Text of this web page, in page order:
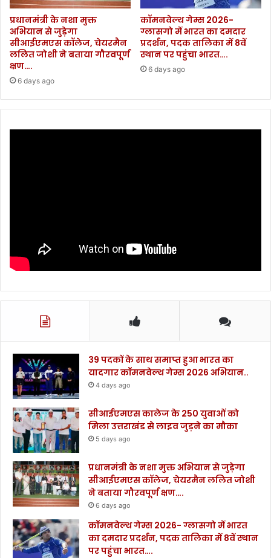
.खि
री
सां
स
.
.
.
.
प्रधानमंत्री के नशा मुक्त
अभियान से जुड़ेगा
सीआईएमएस कॉलेज, चेयरमैन
ललित जोशी ने बताया गौरवपूर्ण
क्षण….
6 days ago
कॉमनवेल्थ गेम्स 2026-
ग्लासगो में भारत का दमदार
प्रदर्शन, पदक तालिका में 8वें
स्थान पर पहुंचा भारत….
6 days ago
39 पदकों के साथ समाप्त हुआ भारत का
यादगार कॉमनवेल्थ गेम्स 2026 अभियान..
4 days ago
सीआईएमएस कालेज के 250 युवाओं को
मिला उत्तराखंड से लाइव जुड़ने का मौका
5 days ago
प्रधानमंत्री के नशा मुक्त अभियान से जुड़ेगा
सीआईएमएस कॉलेज, चेयरमैन ललित जोशी
ने बताया गौरवपूर्ण क्षण….
6 days ago
कॉमनवेल्थ गेम्स 2026- ग्लासगो में भारत
का दमदार प्रदर्शन, पदक तालिका में 8वें स्थान
पर पहुंचा भारत….